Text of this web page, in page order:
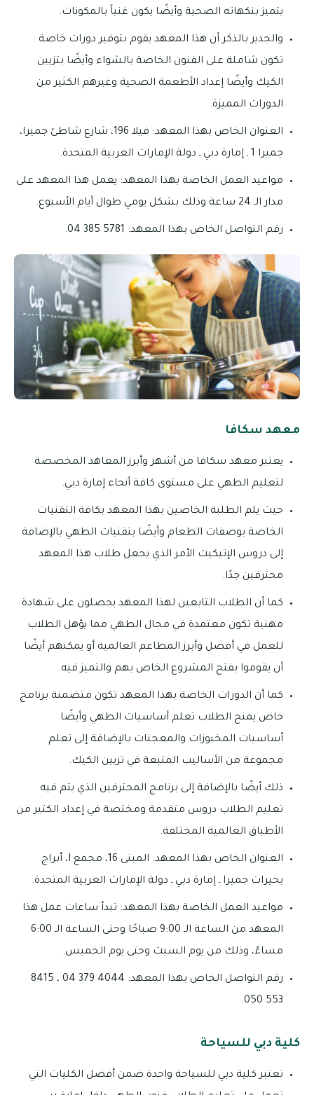
يتميز بنكهاته الصحية وأيضًا يكون غنياً بالمكونات.
والجدير بالذكر أن هذا المعهد يقوم بتوفير دورات خاصة
تكون شاملة على الفنون الخاصة بالشواء وأيضًا بتزيين
الكيك وأيضًا إعداد الأطعمة الصحية وغيرهم الكثير من
الدورات المميزة.
العنوان الخاص بهذا المعهد: فيلا 196، شارع شاطئ جميرا،
جميرا 1 ـ إمارة دبي ـ دولة الإمارات العربية المتحدة.
مواعيد العمل الخاصة بهذا المعهد: يعمل هذا المعهد على
مدار الـ 24 ساعة وذلك بشكل يومي طوال أيام الأسبوع.
رقم التواصل الخاص بهذا المعهد: 5781 385 04.
معهد سكافا
يعتبر معهد سكافا من أشهر وأبرز المعاهد المخصصة
لتعليم الطهي على مستوى كافة أنحاء إمارة دبي.
حيث يلم الطلبة الخاصين بهذا المعهد بكافة التقنيات
الخاصة بوصفات الطعام وأيضًا بتقنيات الطهي بالإضافة
إلى دروس الإتيكيت الأمر الذي يجعل طلاب هذا المعهد
محترفين جدًا.
كما أن الطلاب التابعين لهذا المعهد يحصلون على شهادة
مهنية تكون معتمدة في مجال الطهي مما يؤهل الطلاب
للعمل في أفضل وأبرز المطاعم العالمية أو يمكنهم أيضًا
أن يقوموا بفتح المشروع الخاص بهم والتميز فيه.
كما أن الدورات الخاصة بهذا المعهد تكون متضمنة برنامج
خاص يمنح الطلاب تعلم أساسيات الطهي وأيضًا
أساسيات المخبوزات والمعجنات بالإضافة إلى تعلم
مجموعة من الأساليب المتبعة في تزيين الكيك.
ذلك أيضًا بالإضافة إلى برنامج المحترفين الذي يتم فيه
تعليم الطلاب دروس متقدمة ومختصة في إعداد الكثير من
الأطباق العالمية المختلفة.
العنوان الخاص بهذا المعهد: المبنى 16، مجمع I، أبراج
بحيرات جميرا ـ إمارة دبي ـ دولة الإمارات العربية المتحدة.
مواعيد العمل الخاصة بهذا المعهد: تبدأ ساعات عمل هذا
المعهد من الساعة الـ 9:00 صباحًا وحتى الساعة الـ 6:00
مساءً، وذلك من يوم السبت وحتى يوم الخميس.
رقم التواصل الخاص بهذا المعهد: 4044 379 04 ، 8415
553 050.
كلية دبي للسياحة
تعتبر كلية دبي للسياحة واحدة ضمن أفضل الكليات التي